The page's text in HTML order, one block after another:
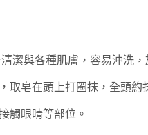
潔與各種肌膚，容易沖洗
取皂在頭上打圈抹，全頭約
觸眼睛等部位。